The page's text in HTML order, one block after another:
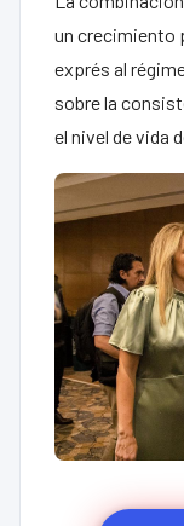
un crecimiento
exprés al
sobre la
el nivel de vida